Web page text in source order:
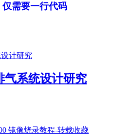
需要一行代码
气系统设计研究